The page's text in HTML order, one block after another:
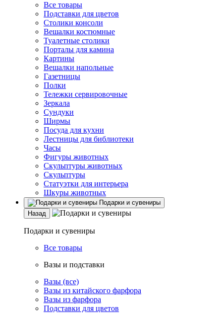
Все товары
Подставки для цветов
Столики консоли
Вешалки костюмные
Туалетные столики
Порталы для камина
Картины
Вешалки напольные
Газетницы
Полки
Тележки сервировочные
Зеркала
Сундуки
Ширмы
Посуда для кухни
Лестницы для библиотеки
Часы
Фигуры животных
Скульптуры животных
Скульптуры
Статуэтки для интерьера
Шкуры животных
Подарки и сувениры
Назад
Подарки и сувениры
Все товары
Вазы и подставки
Вазы (все)
Вазы из китайского фарфора
Вазы из фарфора
Подставки для цветов